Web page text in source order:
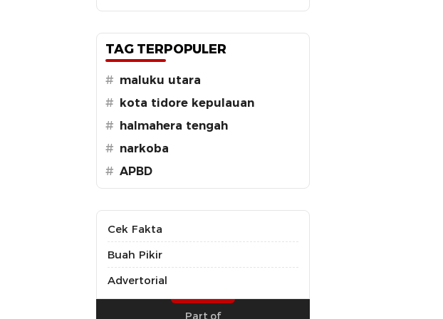
TAG TERPOPULER
# maluku utara
#
kota tidore kepulauan
#
halmahera tengah
# narkoba
# APBD
Cek Fakta
Buah Pikir
Advertorial